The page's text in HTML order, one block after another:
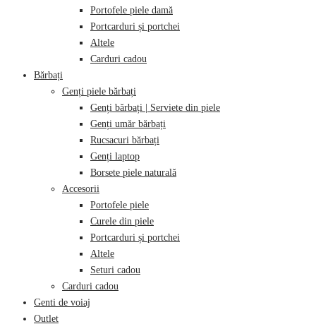
Portofele piele damă
Portcarduri și portchei
Altele
Carduri cadou
Bărbați
Genți piele bărbați
Genți bărbați | Serviete din piele
Genți umăr bărbați
Rucsacuri bărbați
Genți laptop
Borsete piele naturală
Accesorii
Portofele piele
Curele din piele
Portcarduri și portchei
Altele
Seturi cadou
Carduri cadou
Genti de voiaj
Outlet